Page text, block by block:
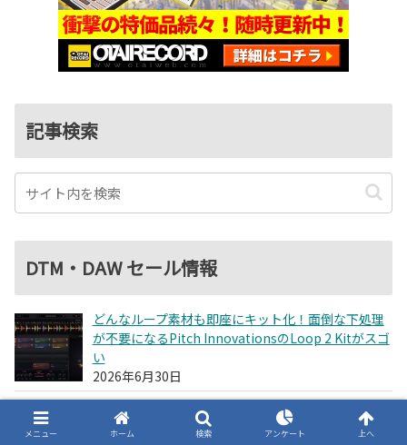
記事検索
DTM・DAW セール情報
どんなループ素材も即座にキット化！面倒な下処理
が不要になるPitch InnovationsのLoop 2 Kitがスゴ
い
2026年6月30日
今、日本が一番安い！Wavesバンドル破格の秘密は
「開発費回収」にあり！
メニュー ホーム 検索 アンケート 上へ